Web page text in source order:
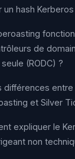
un hash Kerberos
de
(RODC) ?
différences entre
et Silver
expliquer le
non